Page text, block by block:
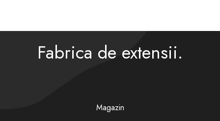
Fabrica de extensii.
Magazin